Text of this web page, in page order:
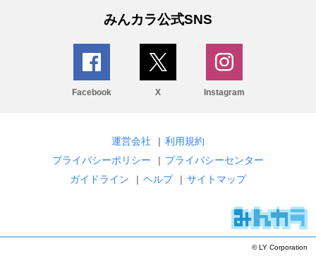
みんカラ公式SNS
Facebook X Instagram
運営会社 | 利用規約
プライバシーポリシー
| プライバシーセンター
ガイドライン
| ヘルプ | サイトマップ
© LY Corporation